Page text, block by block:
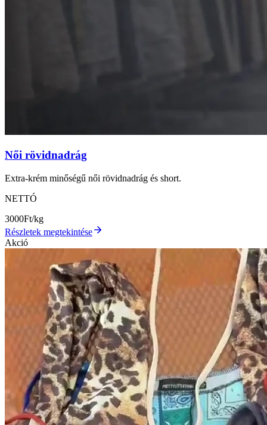
Női rövidnadrág
Extra-krém minőségű női rövidnadrág és short.
NETTÓ
3000Ft/kg
Részletek megtekintése
Akció